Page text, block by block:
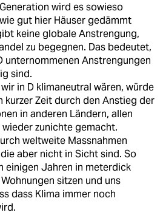
wird es sowieso
gut hier Häuser gedämmt
keine globale Anstrengung,
zu begegnen. Das bedeutet,
unternommenen Anstrengungen
sind.
in D klimaneutral wären, würde
kurzer Zeit durch den Anstieg der
in anderen Ländern, allen
wieder zunichte gemacht.
weltweite Massnahmen
aber nicht in Sicht sind. So
einigen Jahren in meterdick
sitzen und uns
dass Klima immer noch